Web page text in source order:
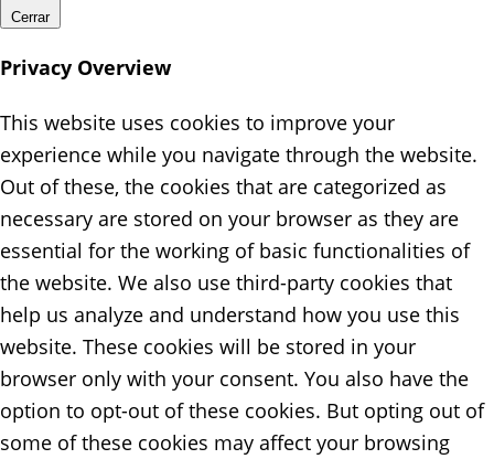
Cerrar
Privacy Overview
This website uses cookies to improve your
experience while you navigate through the website.
Out of these, the cookies that are categorized as
necessary are stored on your browser as they are
essential for the working of basic functionalities of
the website. We also use third-party cookies that
help us analyze and understand how you use this
website. These cookies will be stored in your
browser only with your consent. You also have the
option to opt-out of these cookies. But opting out of
some of these cookies may affect your browsing